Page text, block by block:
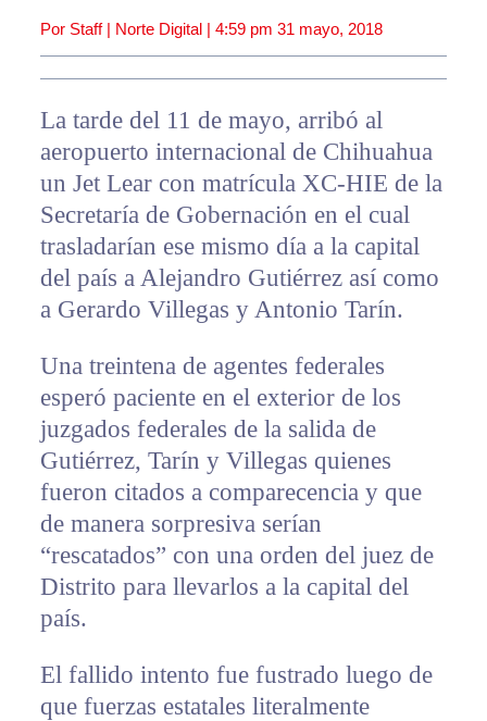
Por Staff | Norte Digital | 4:59 pm 31 mayo, 2018
La tarde del 11 de mayo, arribó al
aeropuerto internacional de Chihuahua
un Jet Lear con matrícula XC-HIE de la
Secretaría de Gobernación en el cual
trasladarían ese mismo día a la capital
del país a Alejandro Gutiérrez así como
a Gerardo Villegas y Antonio Tarín.
Una treintena de agentes federales
esperó paciente en el exterior de los
juzgados federales de la salida de
Gutiérrez, Tarín y Villegas quienes
fueron citados a comparecencia y que
de manera sorpresiva serían
“rescatados” con una orden del juez de
Distrito para llevarlos a la capital del
país.
El fallido intento fue fustrado luego de
que fuerzas estatales literalmente